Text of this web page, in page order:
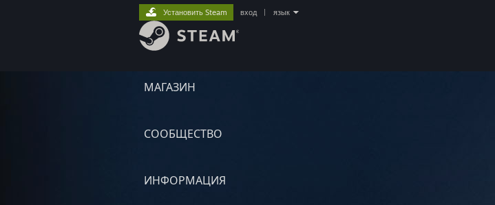
МАГАЗИН
СООБЩЕСТВО
ИНФОРМАЦИЯ
Установить Steam вход язык